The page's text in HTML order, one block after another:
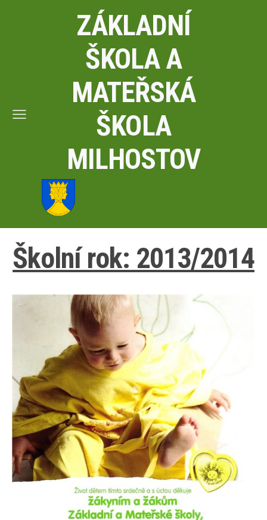
ZÁKLADNÍ
ŠKOLA A
MATEŘSKÁ
ŠKOLA
MILHOSTOV
Školní rok: 2013/2014